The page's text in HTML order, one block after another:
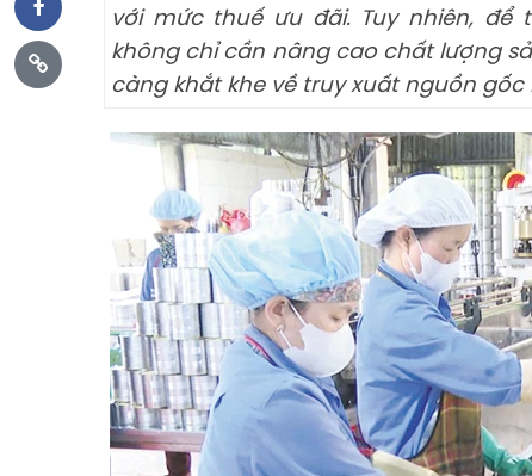
với mức thuế ưu đãi. Tuy nhiên,
không chỉ cần nâng cao chất lượng
càng khắt khe về truy xuất nguồn gốc